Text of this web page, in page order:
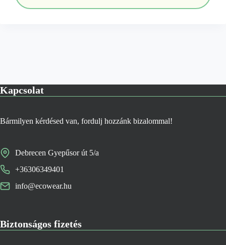
Kapcsolat
Bármilyen kérdésed van, fordulj hozzánk bizalommal!
Debrecen Gyepűsor út 5/a
+36306349401
info@ecowear.hu
Biztonságos fizetés